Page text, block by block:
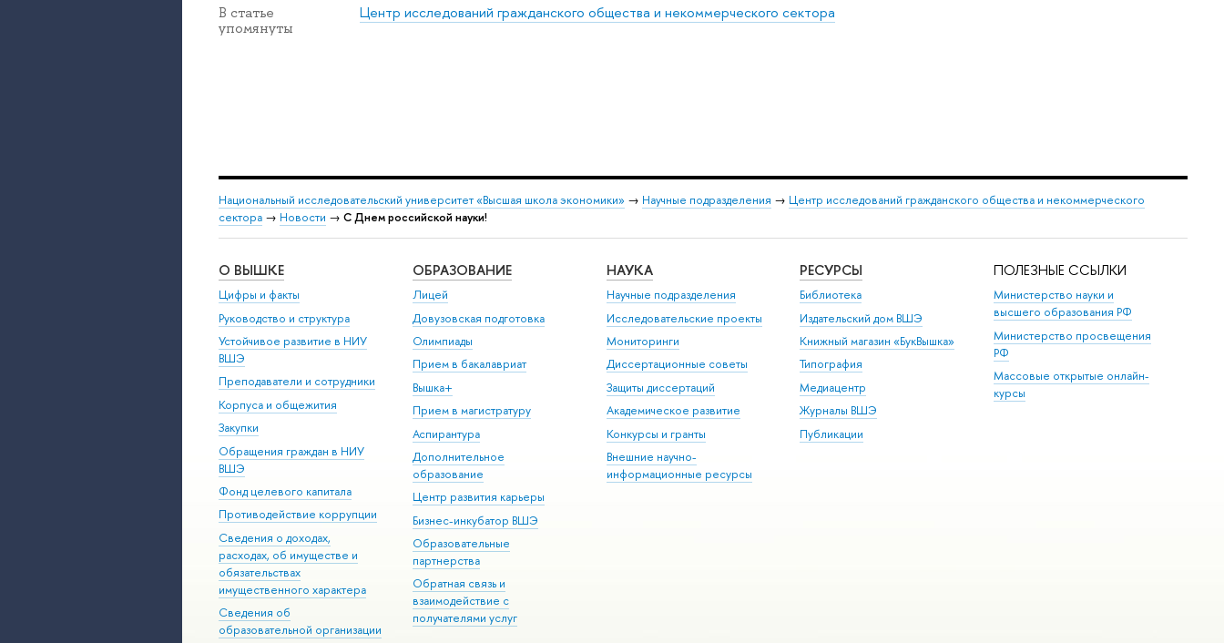
В статье
упомянуты
Центр исследований гражданского общества и некоммерческого сектора
Национальный исследовательский университет «Высшая школа экономики» → Научные подразделения → Центр исследований гражданского общества и некоммерческого
сектора → Новости → С Днем российской науки!
О ВЫШКЕ
Цифры и факты
Руководство и структура
Устойчивое развитие в НИУ
ВШЭ
Преподаватели и сотрудники
Корпуса и общежития
Закупки
Обращения граждан в НИУ
ВШЭ
Фонд целевого капитала
Противодействие коррупции
Сведения о доходах,
расходах, об имуществе и
обязательствах
имущественного характера
Сведения об
образовательной организации
ОБРАЗОВАНИЕ
Лицей
Довузовская подготовка
Олимпиады
Прием в бакалавриат
Вышка+
Прием в магистратуру
Аспирантура
Дополнительное
образование
Центр развития карьеры
Бизнес-инкубатор ВШЭ
Образовательные
партнерства
Обратная связь и
взаимодействие с
получателями услуг
НАУКА
Научные подразделения
Исследовательские проекты
Мониторинги
Диссертационные советы
Защиты диссертаций
Академическое развитие
Конкурсы и гранты
Внешние научно-
информационные ресурсы
РЕСУРСЫ
Библиотека
Издательский дом ВШЭ
Книжный магазин «БукВышка»
Типография
Медиацентр
Журналы ВШЭ
Публикации
ПОЛЕЗНЫЕ ССЫЛКИ
Министерство науки и
высшего образования РФ
Министерство просвещения
РФ
Массовые открытые онлайн-
курсы